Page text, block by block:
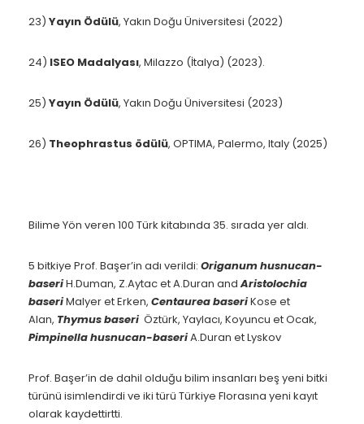
23) Yayın Ödülü, Yakın Doğu Üniversitesi (2022)
24) ISEO Madalyası, Milazzo (İtalya) (2023).
25) Yayın Ödülü, Yakın Doğu Üniversitesi (2023)
26) Theophrastus ödülü, OPTIMA, Palermo, Italy (2025)
Bilime Yön veren 100 Türk kitabında 35. sırada yer aldı.
5 bitkiye Prof. Başer’in adı verildi: Origanum husnucan-
baseriH.Duman, Z.Aytac et A.Duran andAristolochia
baseriMalyer et Erken, Centaurea baseriKose et
Alan, Thymus baseri Öztürk, Yaylacı, Koyuncu et Ocak,
Pimpinella husnucan-baseriA.Duran et Lyskov
Prof. Başer’in de dahil olduğu bilim insanları beş yeni bitki
türünü isimlendirdi ve iki türü Türkiye Florasına yeni kayıt
olarak kaydettirtti.